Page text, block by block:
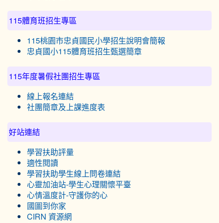
115體育班招生專區
115桃園市忠貞國民小學招生說明會簡報
忠貞國小115體育班招生甄選簡章
115年度暑假社團招生專區
線上報名連結
社團簡章及上課進度表
好站連結
學習扶助評量
適性閱讀
學習扶助學生線上問卷連結
心靈加油站-學生心理關懷平臺
心情溫度計-守護你的心
國圖到你家
CIRN 資源網